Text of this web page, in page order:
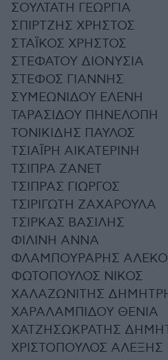
ΣΟΥΛΤΑΤΗ ΓΕΩΡΓΙΑ
ΣΠΙΡΤΖΗΣ ΧΡΗΣΤΟΣ
ΣΤΑΪΚΟΣ ΧΡΗΣΤΟΣ
ΣΤΕΦΑΤΟΥ ΔΙΟΝΥΣΙΑ
ΣΤΕΦΟΣ ΓΙΑΝΝΗΣ
ΣΥΜΕΩΝΙΔΟΥ ΕΛΕΝΗ
ΤΑΡΑΣΙΔΟΥ ΠΗΝΕΛΟΠΗ
ΤΟΝΙΚΙΔΗΣ ΠΑΥΛΟΣ
ΤΣΙΑΪΡΗ ΑΙΚΑΤΕΡΙΝΗ
ΤΣΙΠΡΑ ΖΑΝΕΤ
ΤΣΙΠΡΑΣ ΓΙΩΡΓΟΣ
ΤΣΙΡΙΓΩΤΗ ΖΑΧΑΡΟΥΛΑ
ΤΣΙΡΚΑΣ ΒΑΣΙΛΗΣ
ΦΙΛΙΝΗ ΑΝΝΑ
ΦΛΑΜΠΟΥΡΑΡΗΣ
ΦΩΤΟΠΟΥΛΟΣ ΝΙΚΟΣ
ΧΑΛΑΖΩΝΙΤΗΣ
ΧΑΡΑΛΑΜΠΙΔΟΥ ΘΕΝΙΑ
ΧΑΤΖΗΣΩΚΡΑΤΗΣ
ΧΡΙΣΤΟΠΟΥΛΟΣ ΑΛΕΞΗΣ